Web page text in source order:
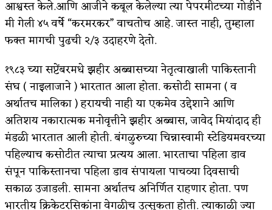
आश्वस्त केले.आणि आजीने कबूल केलेल्या त्या पेपरमीटच्या गोडीने
मी गेली ४५ वर्षे “करमरकर” वाचतोच आहे. जास्त नाही, तुम्हाला
फक्त मागची पुढची २/३ उदाहरणे देतो.
१९८३ च्या सप्टेंबरमधे झहीर अब्बासच्या नेतृत्वाखाली पाकिस्तानी
संघ ( नाइलाजाने ) भारतात आला होता. कसोटी सामना ( व
अर्थातच मालिका ) हरायची नाही या एकमेव उद्देशाने आणि
अतिशय नकारात्मक मनोवृत्तीने झहीर अब्बास, जावेद मियांदाद ही
मंडळी भारतात आली होती. बंगळुरुच्या चिन्नास्वामी स्टेडियमवरच्या
पहिल्याच कसोटीत त्याचा प्रत्यय आला. भारताचा पहिला डाव
संपून पाकिस्तानचा पहिला डाव संपायला पाचव्या दिवसाची
सकाळ उजाडली. सामना अर्थातच अनिर्णित राहणार होता. पण
भारतीय क्रिकेटरसिकांना वेगळीच उत्सुकता होती. त्याकाळी ज्या